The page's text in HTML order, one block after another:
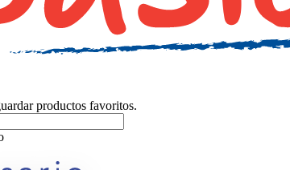
productos favoritos.